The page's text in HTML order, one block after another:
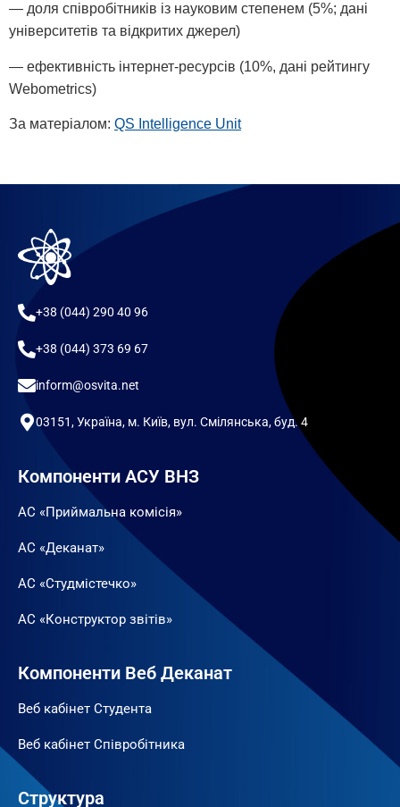
— доля співробітників із науковим степенем (5%; дані
університетів та відкритих джерел)
— ефективність інтернет-ресурсів (10%, дані рейтингу
Webometrics)
За матеріалом: QS Intelligence Unit
+38 (044) 290 40 96
+38 (044) 373 69 67
inform@osvita.net
03151, Україна, м. Київ, вул. Смілянська, буд. 4
Компоненти АСУ ВНЗ
АС «Приймальна комісія»
АС «Деканат»
АС «Студмістечко»
АС «Конструктор звітів»
Компоненти Веб Деканат
Веб кабінет Студента
Веб кабінет Співробітника
Структура